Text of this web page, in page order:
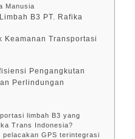
Manusia
B3 PT. Rafika
Keamanan Transportasi
Pengangkutan
Perlindungan
limbah B3 yang
Trans Indonesia?
pelacakan GPS terintegrasi